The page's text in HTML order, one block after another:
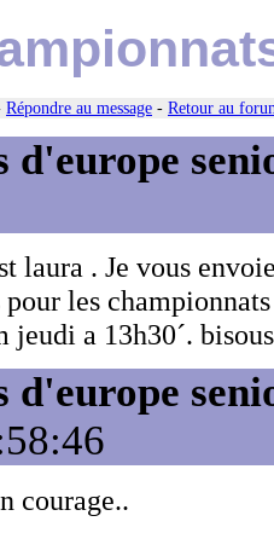
Répondre au message - Retour au
d'europe
laura . Je vous
les
jeudi a 13h30´.
d'europe
courage..